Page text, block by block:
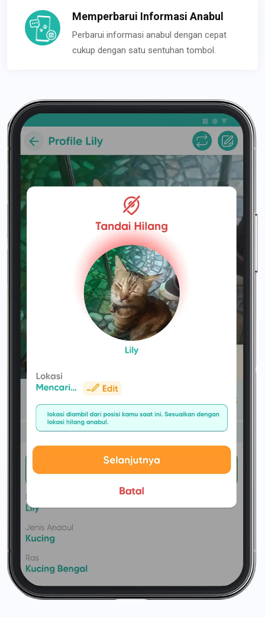
Memperbarui Informasi Anabul
Perbarui informasi anabul dengan cepat
cukup dengan satu sentuhan tombol.